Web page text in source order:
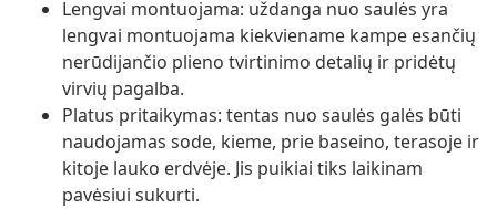
Lengvai montuojama: uždanga nuo saulės yra
lengvai montuojama kiekviename kampe esančių
nerūdijančio plieno tvirtinimo detalių ir pridėtų
virvių pagalba.
Platus pritaikymas: tentas nuo saulės galės būti
naudojamas sode, kieme, prie baseino, terasoje ir
kitoje lauko erdvėje. Jis puikiai tiks laikinam
pavėsiui sukurti.